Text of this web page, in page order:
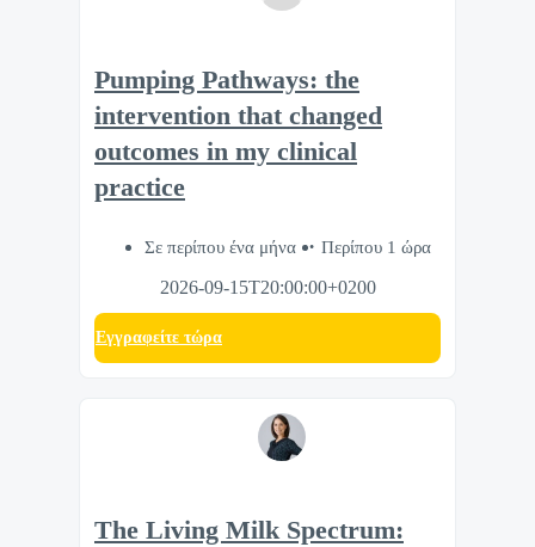
Pumping Pathways: the
intervention that changed
outcomes in my clinical
practice
Σε περίπου ένα μήνα
Περίπου 1 ώρα
2026-09-15T20:00:00+0200
Eγγραφείτε τώρα
The Living Milk Spectrum: